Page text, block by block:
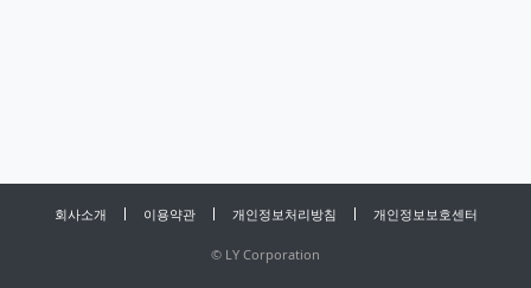
회사소개 이용약관 개인정보처리방침 개인정보보호센터
© LY Corporation